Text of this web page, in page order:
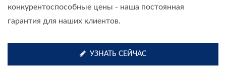
конкурентоспособные цены - наша постоянная
гарантия для наших клиентов.
УЗНАТЬ СЕЙЧАС